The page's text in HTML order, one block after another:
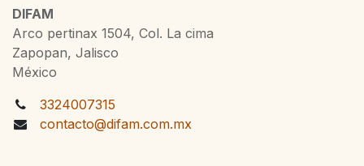
DIFAM
Arco pertinax 1504, Col. La cima
Zapopan, Jalisco
México
3324007315
contacto@difam.com.mx